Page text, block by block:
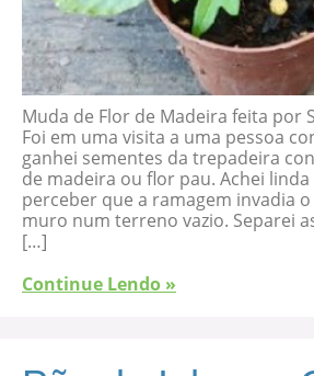
Muda de Flor de Madeira feita por
Foi em uma visita a uma pessoa
ganhei sementes da trepadeira
de madeira ou flor pau. Achei
perceber que a ramagem invadia
muro num terreno vazio. Separei
[…]
Continue Lendo »